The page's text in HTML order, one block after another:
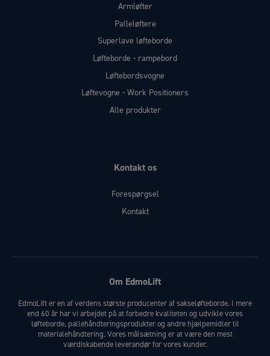
Armløfter
Palleløftere
Superlave løfteborde
Løfteborde - rampebord
Løftebordsvogne
Løftevogne - Work Positioners
Alle produkter
Kontakt os
Forespørgsel
Kontakt
Om EdmoLift
EdmoLift er en af verdens største producenter af sakseløfteborde. I mere
end 60 år har vi arbejdet på at forbedre kvaliteten og udvikle vores
løfteborde, pallehåndteringsprodukter og andre hjælpemidler til
materialehåndtering. Vores målsætning er at være den mest
værdiskabende leverandør for vores kunder.